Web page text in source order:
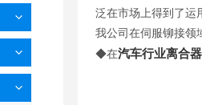
泛在市场上得到了运
我公司在伺服铆接领
◆在汽车行业离合